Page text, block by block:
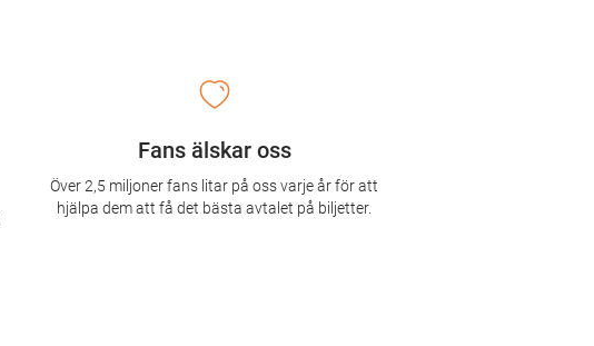
Fans älskar oss
Över 2,5 miljoner fans litar på oss varje år för att
hjälpa dem att få det bästa avtalet på biljetter.